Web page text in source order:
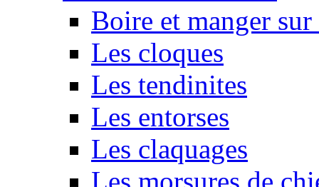
Boire et manger
Les cloques
Les tendinites
Les entorses
Les claquages
Les morsures de